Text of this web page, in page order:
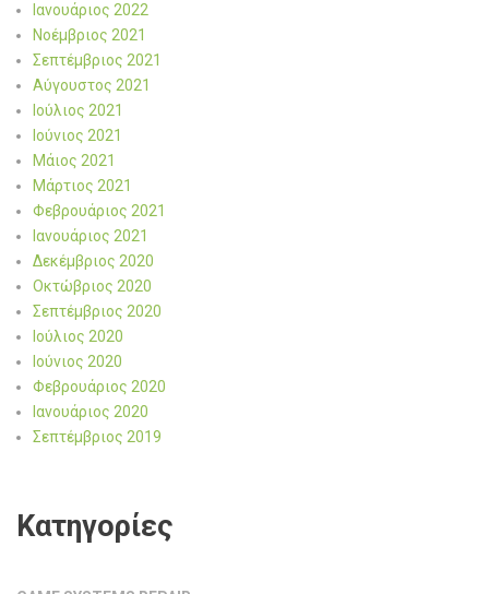
Ιανουάριος 2022
Νοέμβριος 2021
Σεπτέμβριος 2021
Αύγουστος 2021
Ιούλιος 2021
Ιούνιος 2021
Μάιος 2021
Μάρτιος 2021
Φεβρουάριος 2021
Ιανουάριος 2021
Δεκέμβριος 2020
Οκτώβριος 2020
Σεπτέμβριος 2020
Ιούλιος 2020
Ιούνιος 2020
Φεβρουάριος 2020
Ιανουάριος 2020
Σεπτέμβριος 2019
Kατηγορίες